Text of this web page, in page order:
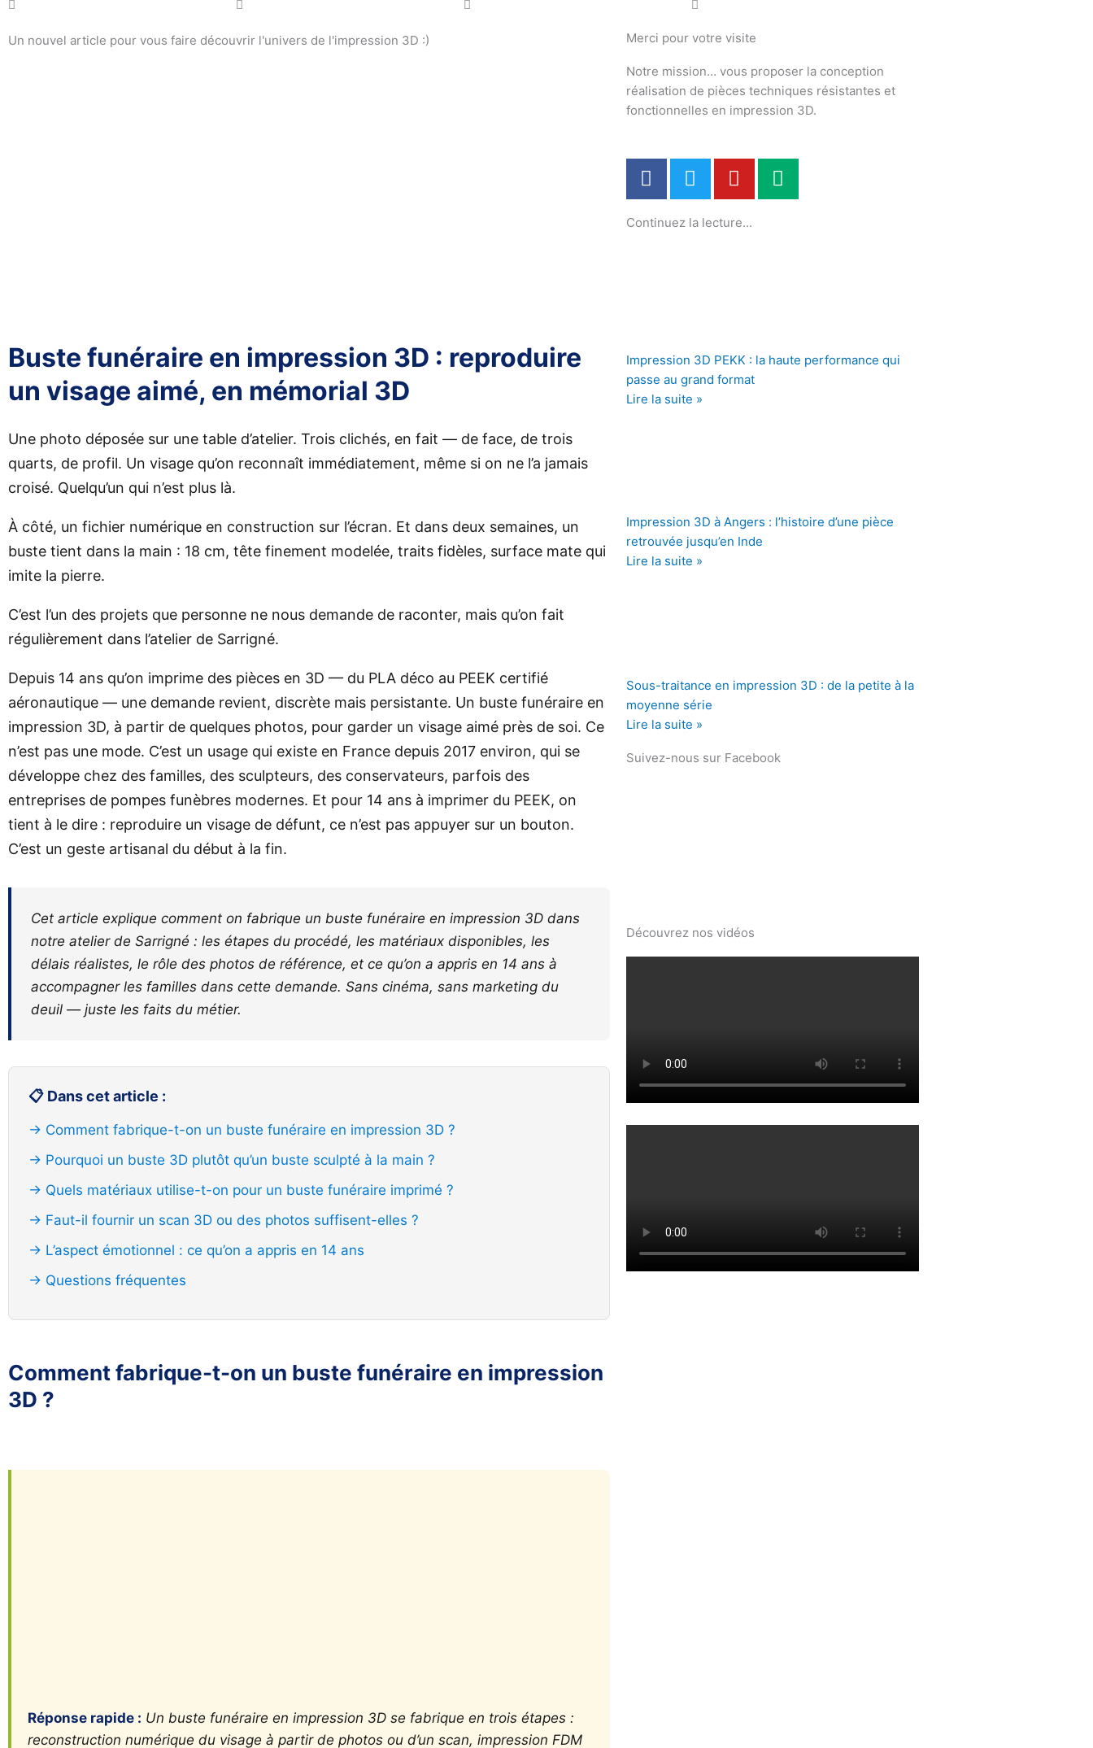
Un nouvel article pour vous faire découvrir l'univers de l'impression 3D :)
Buste funéraire en impression 3D : reproduire
un visage aimé, en mémorial 3D
Une photo déposée sur une table d’atelier. Trois clichés, en fait — de face, de trois
quarts, de profil. Un visage qu’on reconnaît immédiatement, même si on ne l’a jamais
croisé. Quelqu’un qui n’est plus là.
À côté, un fichier numérique en construction sur l’écran. Et dans deux semaines, un
buste tient dans la main : 18 cm, tête finement modelée, traits fidèles, surface mate qui
imite la pierre.
C’est l’un des projets que personne ne nous demande de raconter, mais qu’on fait
régulièrement dans l’atelier de Sarrigné.
Depuis 14 ans qu’on imprime des pièces en 3D — du PLA déco au PEEK certifié
aéronautique — une demande revient, discrète mais persistante. Un buste funéraire en
impression 3D, à partir de quelques photos, pour garder un visage aimé près de soi. Ce
n’est pas une mode. C’est un usage qui existe en France depuis 2017 environ, qui se
développe chez des familles, des sculpteurs, des conservateurs, parfois des
entreprises de pompes funèbres modernes. Et pour 14 ans à imprimer du PEEK, on
tient à le dire : reproduire un visage de défunt, ce n’est pas appuyer sur un bouton.
C’est un geste artisanal du début à la fin.
Cet article explique comment on fabrique un buste funéraire en impression 3D dans
notre atelier de Sarrigné : les étapes du procédé, les matériaux disponibles, les
délais réalistes, le rôle des photos de référence, et ce qu’on a appris en 14 ans à
accompagner les familles dans cette demande. Sans cinéma, sans marketing du
deuil — juste les faits du métier.
📋 Dans cet article :
→ Comment fabrique-t-on un buste funéraire en impression 3D ?
→ Pourquoi un buste 3D plutôt qu’un buste sculpté à la main ?
→ Quels matériaux utilise-t-on pour un buste funéraire imprimé ?
→ Faut-il fournir un scan 3D ou des photos suffisent-elles ?
→ L’aspect émotionnel : ce qu’on a appris en 14 ans
→ Questions fréquentes
Comment fabrique-t-on un buste funéraire en impression
3D ?
Réponse rapide : Un buste funéraire en impression 3D se fabrique en trois étapes :
reconstruction numérique du visage à partir de photos ou d’un scan, impression FDM
Merci pour votre visite
Notre mission… vous proposer la conception
réalisation de pièces techniques résistantes et
fonctionnelles en impression 3D.
F
a
e
T
w
t
Y
o
t
M
e
Continuez la lecture...
Impression 3D PEKK : la haute performance qui
passe au grand format
Lire la suite »
Impression 3D à Angers : l’histoire d’une pièce
retrouvée jusqu’en Inde
Lire la suite »
Sous-traitance en impression 3D : de la petite à la
moyenne série
Lire la suite »
Suivez-nous sur Facebook
Découvrez nos vidéos